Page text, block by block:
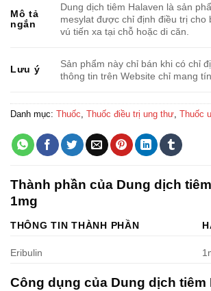
Mô tả
ngắn
Dung dịch tiêm Halaven là sản
mesylat được chỉ định điều trị cho
vú tiến xa tại chỗ hoặc di căn.
Lưu ý
Sản phẩm này chỉ bán khi có chỉ
thông tin trên Website chỉ mang
Danh mục: Thuốc Thuốc điều trị ung thư Thuốc
Thành phần của Dung dịch
1mg
THÔNG TIN THÀNH PHẦN
Eribulin
Công dụng của Dung dịch tiêm